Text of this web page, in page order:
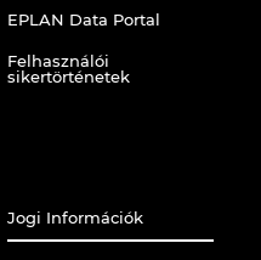
EPLAN Data Portal
Felhasználói
sikertörténetek
Jogi Információk